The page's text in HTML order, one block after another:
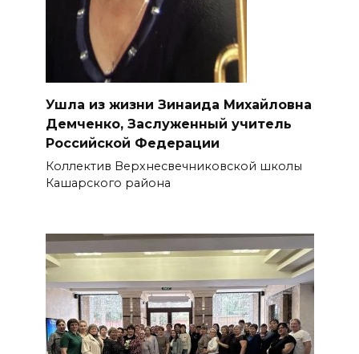
Ушла из жизни Зинаида Михайловна
Демченко, Заслуженный учитель
Российской Федерации
Коллектив Верхнесвечниковской школы
Кашарского района